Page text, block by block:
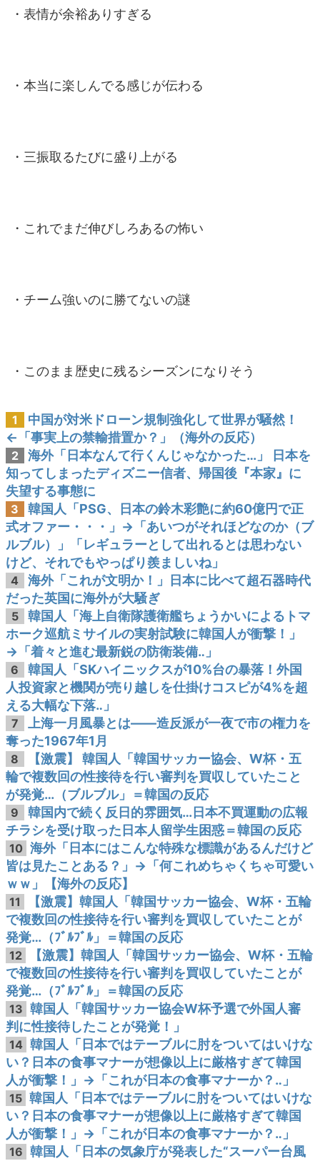
・表情が余裕ありすぎる
・本当に楽しんでる感じが伝わる
・三振取るたびに盛り上がる
・これでまだ伸びしろあるの怖い
・チーム強いのに勝てないの謎
・このまま歴史に残るシーズンになりそう
1
中国が対米ドローン規制強化して世界が騒然！
←「事実上の禁輸措置か？」（海外の反応）
2
海外「日本なんて行くんじゃなかった…」 日本を
知ってしまったディズニー信者、帰国後『本家』に
失望する事態に
3
韓国人「PSG、日本の鈴木彩艶に約60億円で正
式オファー・・・」→「あいつがそれほどなのか（ブ
ルブル）」「レギュラーとして出れるとは思わない
けど、それでもやっぱり羨ましいね」
4
海外「これが文明か！」日本に比べて超石器時代
だった英国に海外が大騒ぎ
5
韓国人「海上自衛隊護衛艦ちょうかいによるトマ
ホーク巡航ミサイルの実射試験に韓国人が衝撃！」
→「着々と進む最新鋭の防衛装備‥」
6
韓国人「SKハイニックスが10%台の暴落！外国
人投資家と機関が売り越しを仕掛けコスピが4%を超
える大幅な下落‥」
7
上海一月風暴とは——造反派が一夜で市の権力を
奪った1967年1月
8
【激震】 韓国人「韓国サッカー協会、W杯・五
輪で複数回の性接待を行い審判を買収していたこと
が発覚…（ブルブル」＝韓国の反応
9
韓国内で続く反日的雰囲気…日本不買運動の広報
チラシを受け取った日本人留学生困惑＝韓国の反応
10 海外「日本にはこんな特殊な標識があるんだけど
皆は見たことある？」→「何これめちゃくちゃ可愛い
ｗｗ」【海外の反応】
11
【激震】韓国人「韓国サッカー協会、W杯・五輪
で複数回の性接待を行い審判を買収していたことが
発覚…（ﾌﾞﾙﾌﾞﾙ」＝韓国の反応
12
【激震】韓国人「韓国サッカー協会、W杯・五輪
で複数回の性接待を行い審判を買収していたことが
発覚…（ﾌﾞﾙﾌﾞﾙ」＝韓国の反応
13 韓国人「韓国サッカー協会W杯予選で外国人審
判に性接待したことが発覚！」
14 韓国人「日本ではテーブルに肘をついてはいけな
い？日本の食事マナーが想像以上に厳格すぎて韓国
人が衝撃！」→「これが日本の食事マナーか？‥」
15 韓国人「日本ではテーブルに肘をついてはいけな
い？日本の食事マナーが想像以上に厳格すぎて韓国
人が衝撃！」→「これが日本の食事マナーか？‥」
16 韓国人「日本の気象庁が発表した“スーパー台風